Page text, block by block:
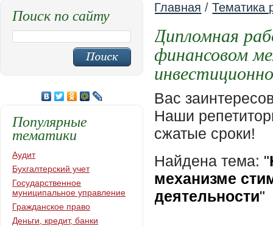
Главная /Тематика
Дипломная
финансовом
Вас
Наши
сжатые сроки!
Найдена тема: "
механизме
деятельности"
Поиск по сайту
Популярные
тематики
Аудит
Бухгалтерский учет
Государственное
муниципальное управление
Гражданское право
Деньги, кредит, банки